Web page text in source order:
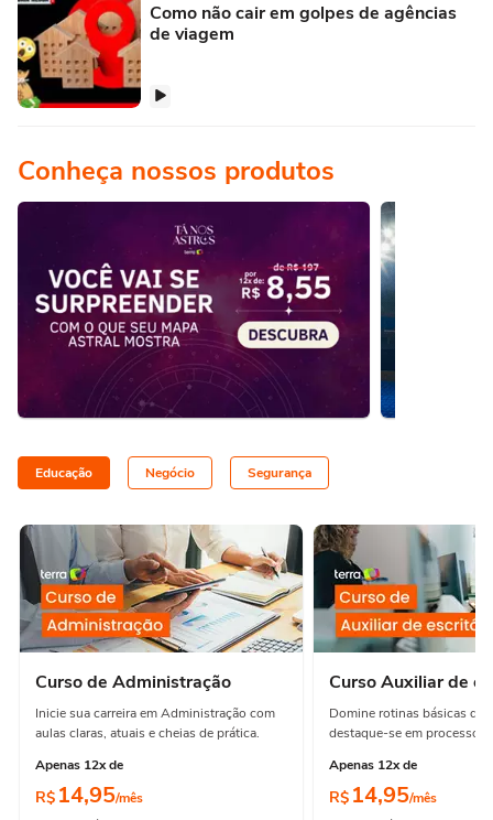
Como não cair em golpes de agências
de viagem
Conheça nossos produtos
Educação Negócio Segurança
Curso de Administração
Inicie sua carreira em Administração com
aulas claras, atuais e cheias de prática.
Apenas 12x de
R$ 14,95/mês
Curso Auxiliar de
Domine rotinas básicas de
destaque-se em processos
Apenas 12x de
R$ 14,95/mês